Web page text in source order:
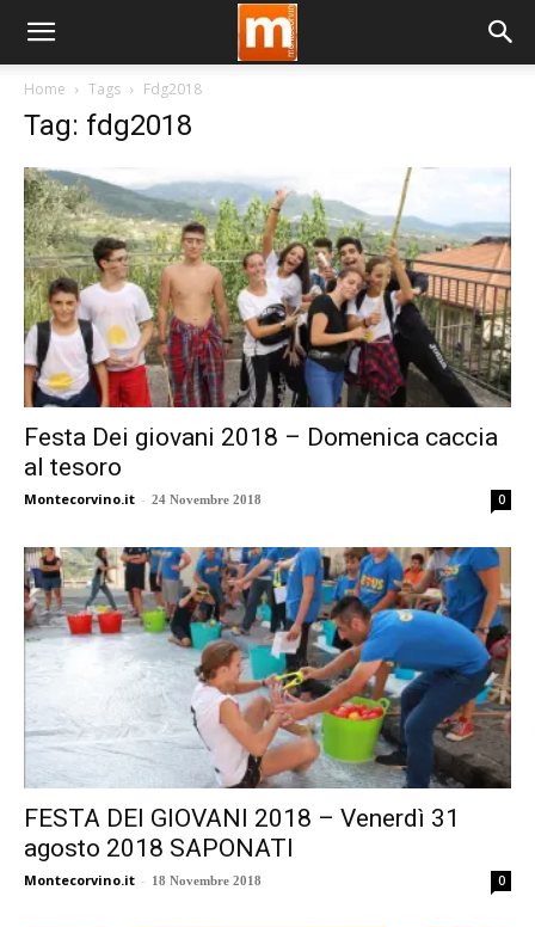
Home Tags Fdg2018
Tag: fdg2018
Festa Dei giovani 2018 – Domenica caccia
al tesoro
Montecorvino.it - 24 Novembre 2018 0
FESTA DEI GIOVANI 2018 – Venerdì 31
agosto 2018 SAPONATI
Montecorvino.it - 18 Novembre 2018 0